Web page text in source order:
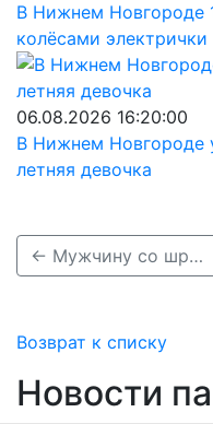
В Нижнем Новгороде
колёсами электрички
06.08.2026 16:20:00
В Нижнем Новгороде
летняя девочка
← Мужчину со шрамом на голове разыскивают в Дзержинске
Возврат к списку
Новости